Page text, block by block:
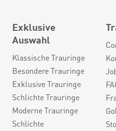
Exklusive
Auswahl
Klassische Trauringe
Besondere Trauringe
Exklusive Trauringe
Schlichte Trauringe
Moderne Trauringe
Schlichte